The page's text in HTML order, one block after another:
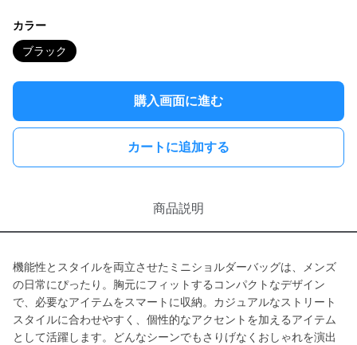
カラー
ブラック
購入画面に進む
カートに追加する
商品説明
機能性とスタイルを両立させたミニショルダーバッグは、メンズ
の日常にぴったり。胸元にフィットするコンパクトなデザイン
で、必要なアイテムをスマートに収納。カジュアルなストリート
スタイルに合わせやすく、個性的なアクセントを加えるアイテム
として活躍します。どんなシーンでもさりげなくおしゃれを演出